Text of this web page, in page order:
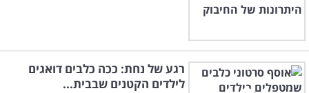
רגע של נחת: ככה כלבים דואגים
לילדים הקטנים שבבית...